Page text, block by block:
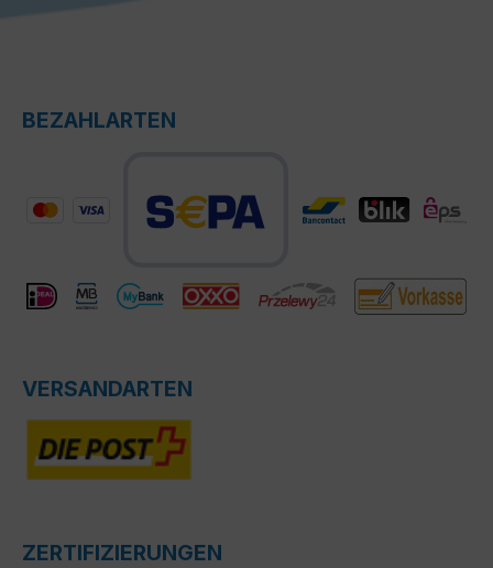
BEZAHLARTEN
VERSANDARTEN
ZERTIFIZIERUNGEN